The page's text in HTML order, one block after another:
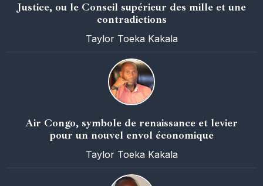
Justice, ou le Conseil supérieur des mille et une
contradictions
Taylor Toeka Kakala
Air Congo, symbole de renaissance et levier
pour un nouvel envol économique
Taylor Toeka Kakala